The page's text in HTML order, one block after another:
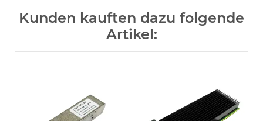
Kunden kauften dazu folgende
Artikel: